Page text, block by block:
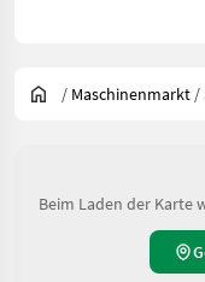
/ Maschinenmarkt /
Beim Laden der Karte